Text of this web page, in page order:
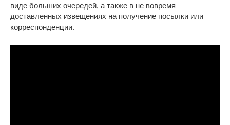
виде больших очередей, а также в не вовремя
доставленных извещениях на получение посылки или
корреспонденции.